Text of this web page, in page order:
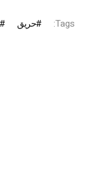
Tags: حريق